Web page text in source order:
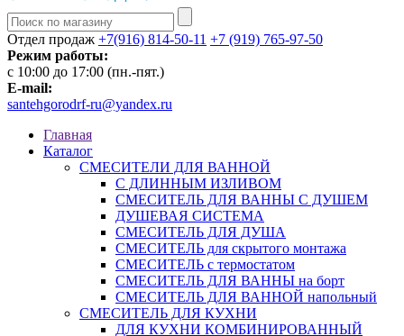
Отдел продаж +7(916) 814-50-11 +7 (919) 765-97-50
Режим работы:
c 10:00 до 17:00 (пн.-пят.)
E-mail:
santehgorodrf-ru@yandex.ru
Главная
Каталог
СМЕСИТЕЛИ ДЛЯ ВАННОЙ
С ДЛИННЫМ ИЗЛИВОМ
СМЕСИТЕЛЬ ДЛЯ ВАННЫ С ДУШЕМ
ДУШЕВАЯ СИСТЕМА
СМЕСИТЕЛЬ ДЛЯ ДУША
СМЕСИТЕЛЬ для скрытого монтажа
СМЕСИТЕЛЬ с термостатом
СМЕСИТЕЛЬ ДЛЯ ВАННЫ на борт
СМЕСИТЕЛЬ ДЛЯ ВАННОЙ напольный
СМЕСИТЕЛЬ ДЛЯ КУХНИ
ДЛЯ КУХНИ КОМБИНИРОВАННЫЙ